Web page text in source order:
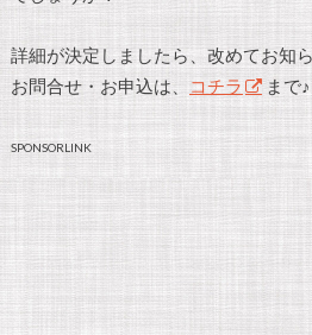
詳細が決定しましたら、改めてお知
お問合せ・お申込は、 コチラ まで♪
SPONSORLINK